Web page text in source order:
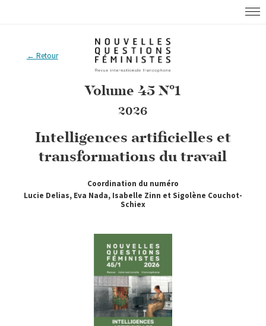
← Retour
Volume 45 N°1
2026
Intelligences artificielles et
transformations du travail
Coordination du numéro
Lucie Delias, Eva Nada, Isabelle Zinn et Sigolène Couchot-
Schiex